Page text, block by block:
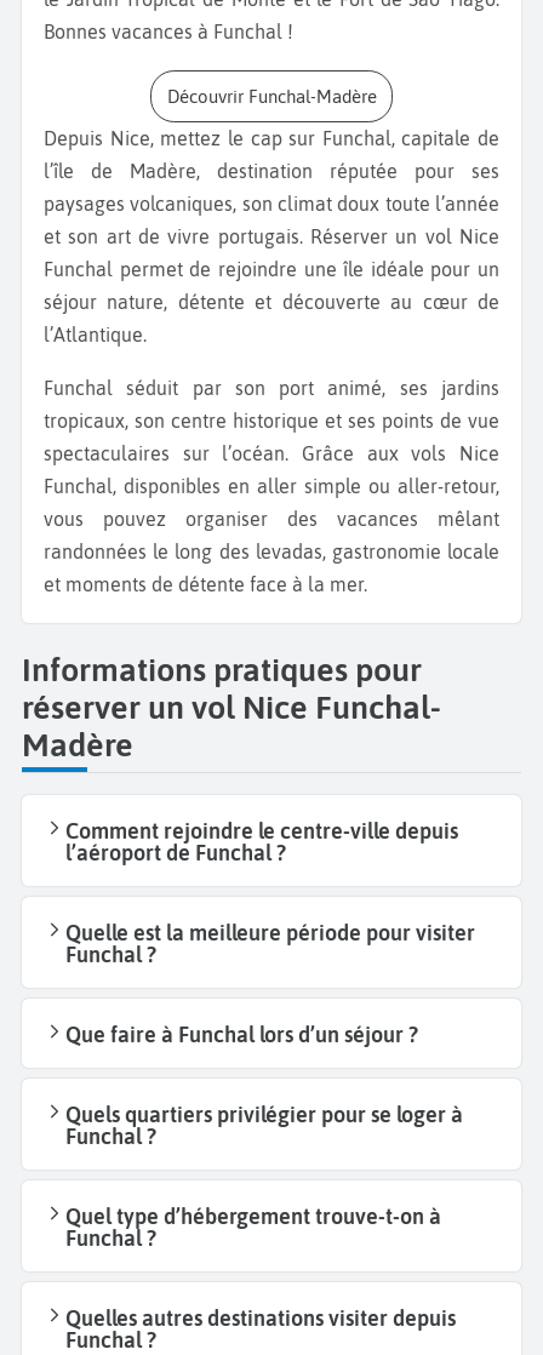
Bonnes vacances à Funchal !
Découvrir Funchal-Madère
Depuis Nice, mettez le cap sur Funchal, capitale de
l’île de Madère, destination réputée pour ses
paysages volcaniques, son climat doux toute l’année
et son art de vivre portugais. Réserver un vol Nice
Funchal permet de rejoindre une île idéale pour un
séjour nature, détente et découverte au cœur de
l’Atlantique.
Funchal séduit par son port animé, ses jardins
tropicaux, son centre historique et ses points de vue
spectaculaires sur l’océan. Grâce aux vols Nice
Funchal, disponibles en aller simple ou aller-retour,
vous pouvez organiser des vacances mêlant
randonnées le long des levadas, gastronomie locale
et moments de détente face à la mer.
Informations pratiques pour
réserver un vol Nice Funchal-
Madère
Comment rejoindre le centre-ville depuis
l’aéroport de Funchal ?
Quelle est la meilleure période pour visiter
Funchal ?
Que faire à Funchal lors d’un séjour ?
Quels quartiers privilégier pour se loger à
Funchal ?
Quel type d’hébergement trouve-t-on à
Funchal ?
Quelles autres destinations visiter depuis
Funchal ?